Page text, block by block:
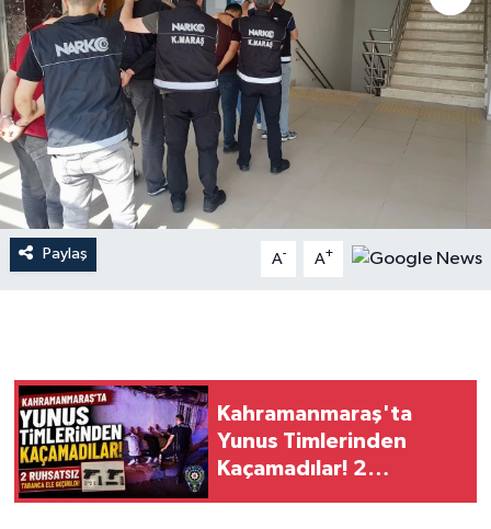
Paylaş A- A+
Kahramanmaraş'ta
Yunus Timlerinden
Kaçamadılar! 2
İLÇE HABERLERİ
KÜLTÜR-SANAT
KSÜ
DÜNYA
ROPORTAJ
YEREL YÖNETİM
MEDYA